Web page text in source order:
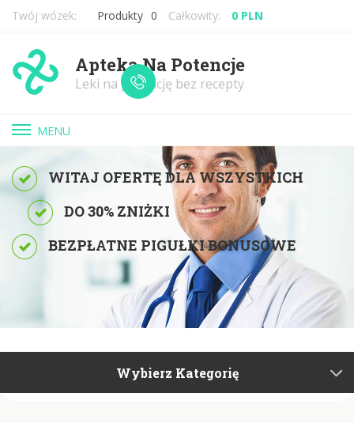
Apteka Na Potencje
Leki na potencję bez recepty
Twój wózek: Produkty 0 Całkowity: 0 PLN
MENU
WITAJ OFERTĘ DLA WSZYSTKICH
DO 30% ZNIŻKI
BEZPŁATNE PIGUŁKI BONUSOWE
Wybierz Kategorię